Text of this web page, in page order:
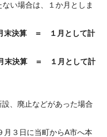
い場合は、１か月としま
決算 ＝ １月として計
末決算 ＝ １月として計
、廃止などがあった場合
３日に当町からA市へ本